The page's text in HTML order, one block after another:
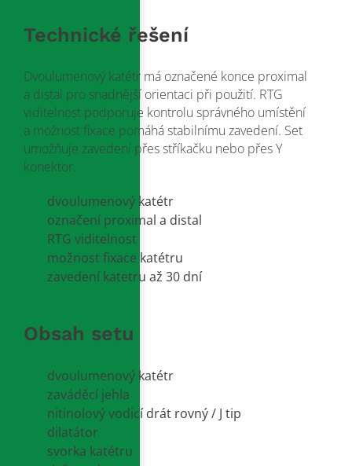
Technické řešení
Dvoulumenový katétr má označené konce proximal
a distal pro snadnější orientaci při použití. RTG
viditelnost podporuje kontrolu správného umístění
a možnost fixace pomáhá stabilnímu zavedení. Set
umožňuje zavedení přes stříkačku nebo přes Y
konektor.
dvoulumenový katétr
označení proximal a distal
RTG viditelnost
možnost fixace katétru
zavedení katetru až 30 dní
Obsah setu
dvoulumenový katétr
zaváděcí jehla
nitinolový vodicí drát rovný / J tip
dilatátor
svorka katétru